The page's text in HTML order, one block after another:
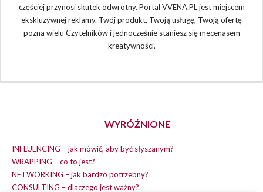
częściej przynosi skutek odwrotny. Portal VVENA.PL jest miejscem
ekskluzywnej reklamy. Twój produkt, Twoją usługę, Twoją ofertę
pozna wielu Czytelników i jednocześnie staniesz się mecenasem
kreatywności.
WYRÓŻNIONE
INFLUENCING – jak mówić, aby być słyszanym?
WRAPPING – co to jest?
NETWORKING – jak bardzo potrzebny?
CONSULTING – dlaczego jest ważny?